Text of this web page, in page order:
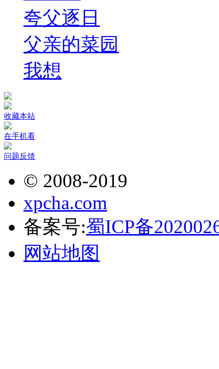
夸父逐日
父亲的菜园
我想
收藏本站
在手机看
问题反馈
© 2008-2019
xpcha.com
备案号:蜀ICP备
网站地图